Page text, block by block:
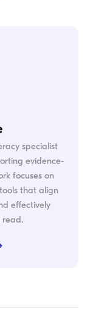
specialist
evidence-
focuses on
that align
effectively
read.